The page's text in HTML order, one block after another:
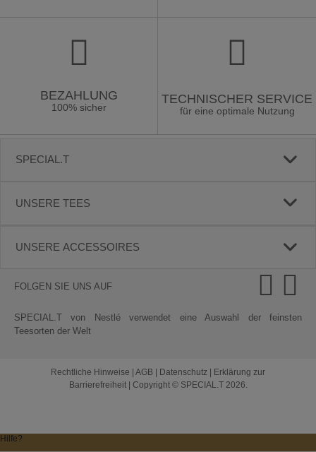
BEZAHLUNG
100% sicher
TECHNISCHER SERVICE
für eine optimale Nutzung
SPECIAL.T
UNSERE TEES
UNSERE ACCESSOIRES
FOLGEN SIE UNS AUF
SPECIAL.T von Nestlé verwendet eine Auswahl der feinsten
Teesorten der Welt
Rechtliche Hinweise AGB Datenschutz
Erklärung zur
Barrierefreiheit| Copyright © SPECIAL.T 2026.
Hilfe?